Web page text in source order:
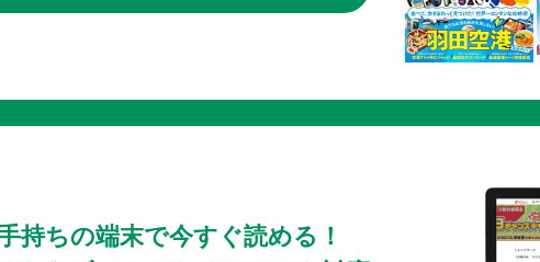
持ちの端末で今すぐ読める！